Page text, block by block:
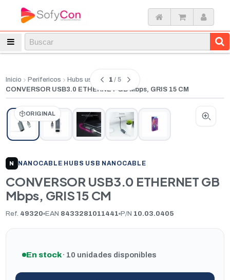
Inicio Perifericos
Hubs usb
CONVERSOR USB3.0 ETHERNET GB Mbps, GRIS 15 CM
ORIGINAL
1 / 5
N NANOCABLE HUBS USB NANOCABLE
CONVERSOR USB3.0 ETHERNET GB
Mbps, GRIS 15 CM
Ref. 49320 EAN 8433281011441 P/N 10.03.0405
En stock· 10 unidades disponibles